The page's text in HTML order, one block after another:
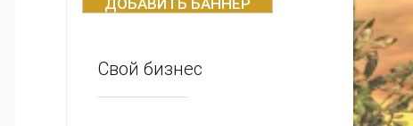
-- Лучшее, что можно сделать с хорошим
никогда не бывает полезен никому, кроме того,
ДОБАВИТЬ БАННЕР
Свой бизнес